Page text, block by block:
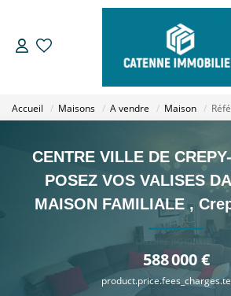
LOUER
ESTIMER
GESTION
NOTRE AGENCE
Accueil Maisons A vendre Maison
CENTRE VILLE DE
POSEZ VOS VALISES
MAISON FAMILIALE ,
588 000 €